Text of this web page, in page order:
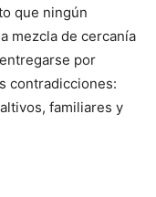
que ningún
mezcla de cercanía
por
contradicciones:
familiares y